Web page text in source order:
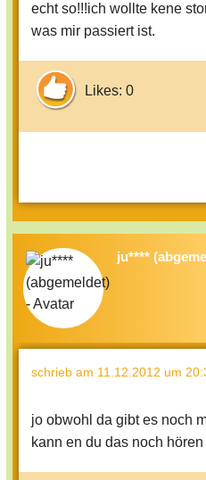
echt so!!!ich wollte kene
was mir passiert ist.
Likes: 0
ju****
schrieb am 11.12.2012 um
jo obwohl da gibt es noch
kann en du das noch